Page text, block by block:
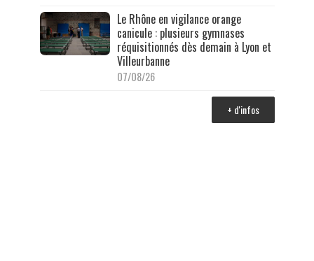
Le Rhône en vigilance orange
canicule : plusieurs gymnases
réquisitionnés dès demain à Lyon et
Villeurbanne
07/08/26
+ d'infos